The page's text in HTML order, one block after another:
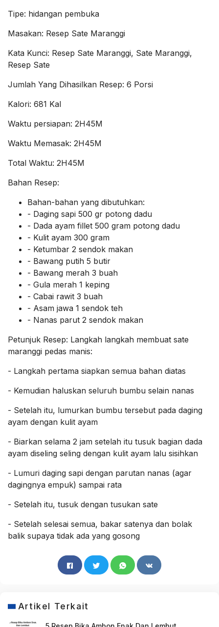
Tipe: hidangan pembuka
Masakan: Resep Sate Maranggi
Kata Kunci: Resep Sate Maranggi, Sate Maranggi,
Resep Sate
Jumlah Yang Dihasilkan Resep: 6 Porsi
Kalori: 681 Kal
Waktu persiapan: 2H45M
Waktu Memasak: 2H45M
Total Waktu: 2H45M
Bahan Resep:
Bahan-bahan yang dibutuhkan:
- Daging sapi 500 gr potong dadu
- Dada ayam fillet 500 gram potong dadu
- Kulit ayam 300 gram
- Ketumbar 2 sendok makan
- Bawang putih 5 butir
- Bawang merah 3 buah
- Gula merah 1 keping
- Cabai rawit 3 buah
- Asam jawa 1 sendok teh
- Nanas parut 2 sendok makan
Petunjuk Resep: Langkah langkah membuat sate
maranggi pedas manis:
- Langkah pertama siapkan semua bahan diatas
- Kemudian haluskan seluruh bumbu selain nanas
- Setelah itu, lumurkan bumbu tersebut pada daging
ayam dengan kulit ayam
- Biarkan selama 2 jam setelah itu tusuk bagian dada
ayam diseling seling dengan kulit ayam lalu sisihkan
- Lumuri daging sapi dengan parutan nanas (agar
dagingnya empuk) sampai rata
- Setelah itu, tusuk dengan tusukan sate
- Setelah selesai semua, bakar satenya dan bolak
balik supaya tidak ada yang gosong
Artikel Terkait